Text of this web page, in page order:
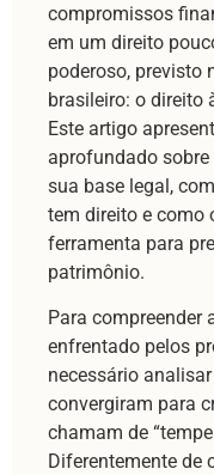
compromissos
em um direito
poderoso, previsto
brasileiro: o direito
Este artigo
aprofundado
sua base legal,
tem direito e como
ferramenta para
patrimônio.
Para compreender
enfrentado pelos
necessário
convergiram para
chamam de
Diferentemente de